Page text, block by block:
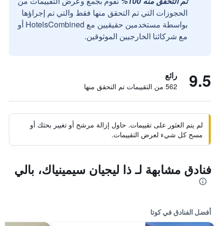
الحجوزات التي تم التحقق منها فقط والتي تم إجراؤها
بواسطة مستخدمين حقيقيين مع HotelsCombined أو
مع شركائنا الخارجيين الموثوقين.
9.5 رائع
562 من التقييمات تم التحقق منها
لم يتم العثور على تقييمات. حاول إزالة مرشح أو تغيير بحثك أو
مسح كل شيء لعرض التقييمات.
فنادق مشابهة لـ ذا ليجيان سيمينياك، بالي
أفضل الفنادق في كوتا